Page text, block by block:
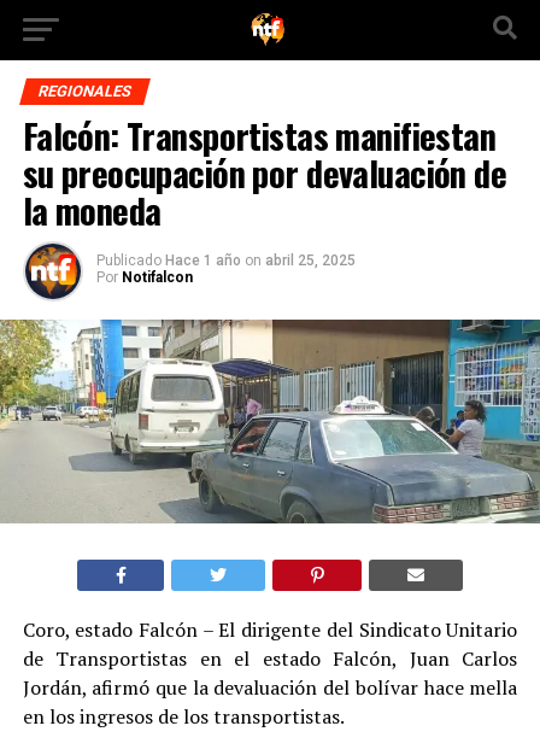
REGIONALES
Falcón: Transportistas manifiestan
su preocupación por devaluación de
la moneda
Publicado Hace 1 año on abril 25, 2025
Por Notifalcon
Coro, estado Falcón – El dirigente del Sindicato Unitario
de Transportistas en el estado Falcón, Juan Carlos
Jordán, afirmó que la devaluación del bolívar hace mella
en los ingresos de los transportistas.